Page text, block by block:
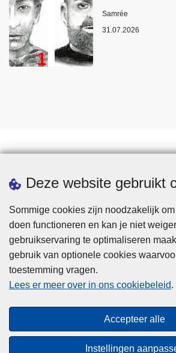
Deze website gebruikt
Sommige cookies zijn noodzakelijk
doen functioneren en kan je niet
gebruikservaring te optimaliseren
gebruik van optionele cookies
toestemming vragen.
Lees er meer over in ons cookiebeleid.
Accepteer alle
Instellingen
Plaats
Samrée
31.07.2026
Privacy
Cookies
Toegankelijkheid